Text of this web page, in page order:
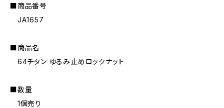
■商品番号
JA1657
■商品名
64チタン ゆるみ止めロックナット
■数量
1個売り